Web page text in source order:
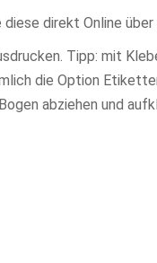
direkt Online
Tipp: mit
die Option
abziehen und